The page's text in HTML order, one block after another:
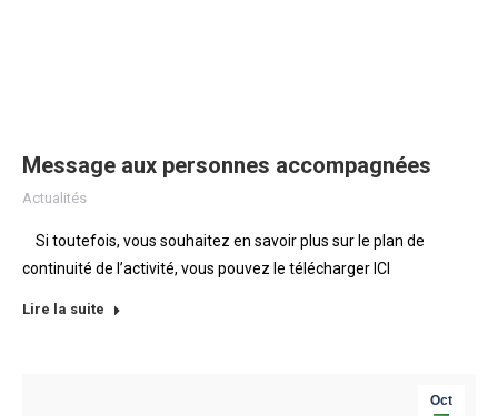
Message aux personnes accompagnées
Actualités
Si toutefois, vous souhaitez en savoir plus sur le plan de
continuité de l’activité, vous pouvez le télécharger ICI
Lire la suite
Oct